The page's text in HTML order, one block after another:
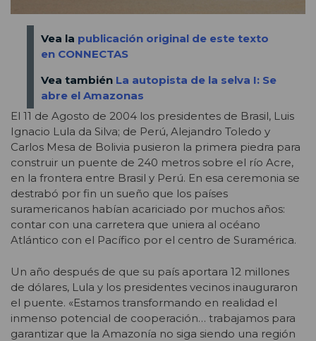
Vea la publicación original de este texto
en CONNECTAS
Vea también La autopista de la selva I: Se
abre el Amazonas
El 11 de Agosto de 2004 los presidentes de Brasil, Luis
Ignacio Lula da Silva; de Perú, Alejandro Toledo y
Carlos Mesa de Bolivia pusieron la primera piedra para
construir un puente de 240 metros sobre el río Acre,
en la frontera entre Brasil y Perú. En esa ceremonia se
destrabó por fin un sueño que los países
suramericanos habían acariciado por muchos años:
contar con una carretera que uniera al océano
Atlántico con el Pacífico por el centro de Suramérica.
Un año después de que su país aportara 12 millones
de dólares, Lula y los presidentes vecinos inauguraron
el puente. «Estamos transformando en realidad el
inmenso potencial de cooperación… trabajamos para
garantizar que la Amazonía no siga siendo una región